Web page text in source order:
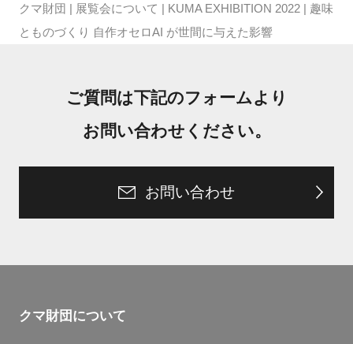
クマ財団 | 展覧会について | KUMA EXHIBITION 2022| 趣味
とものづくり 自作オセロAI が世間に与えた影響
ご質問は下記のフォームより
お問い合わせください。
お問い合わせ
クマ財団について